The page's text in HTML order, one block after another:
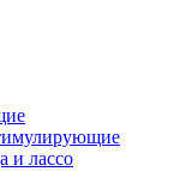
и лассо